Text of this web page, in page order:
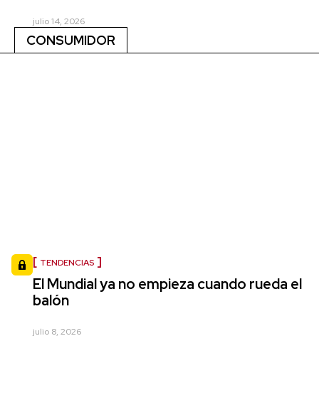
julio 14, 2026
CONSUMIDOR
TENDENCIAS
El Mundial ya no empieza cuando rueda el
balón
julio 8, 2026